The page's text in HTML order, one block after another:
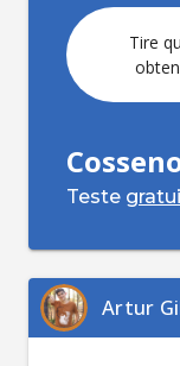
Tire
Teste
Artur